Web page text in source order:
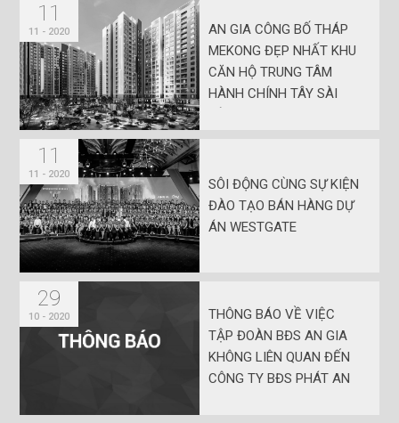
11
11 - 2020
AN GIA CÔNG BỐ THÁP
MEKONG ĐẸP NHẤT KHU
CĂN HỘ TRUNG TÂM
HÀNH CHÍNH TÂY SÀI
11
11 - 2020
SÔI ĐỘNG CÙNG SỰ KIỆN
ĐÀO TẠO BÁN HÀNG DỰ
ÁN WESTGATE
29
10 - 2020
THÔNG BÁO VỀ VIỆC
TẬP ĐOÀN BĐS AN GIA
KHÔNG LIÊN QUAN ĐẾN
CÔNG TY BĐS PHÁT AN